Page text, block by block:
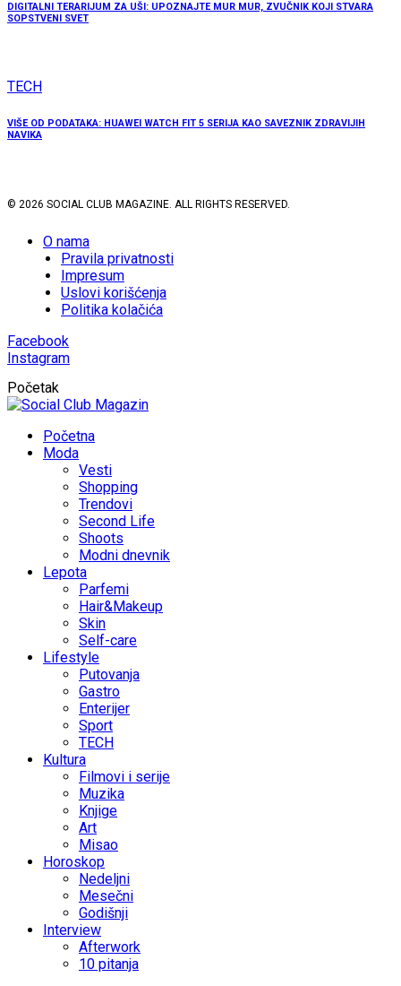
DIGITALNI TERARIJUM ZA UŠI: UPOZNAJTE MUR MUR, ZVUČNIK KOJI STVARA
SOPSTVENI SVET
TECH
VIŠE OD PODATAKA: HUAWEI WATCH FIT 5 SERIJA KAO SAVEZNIK ZDRAVIJIH
NAVIKA
© 2026 SOCIAL CLUB MAGAZINE. ALL RIGHTS RESERVED.
O nama
Pravila privatnosti
Impresum
Uslovi korišćenja
Politika kolačića
Facebook
Instagram
Početak
Početna
Moda
Vesti
Shopping
Trendovi
Second Life
Shoots
Modni dnevnik
Lepota
Parfemi
Hair&Makeup
Skin
Self-care
Lifestyle
Putovanja
Gastro
Enterijer
Sport
TECH
Kultura
Filmovi i serije
Muzika
Knjige
Art
Misao
Horoskop
Nedeljni
Mesečni
Godišnji
Interview
Afterwork
10 pitanja